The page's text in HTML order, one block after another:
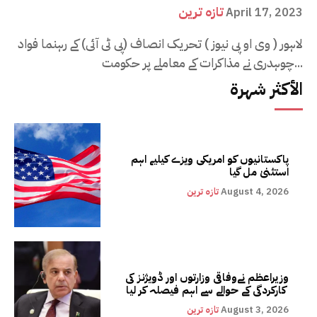
تازہ ترینApril 17, 2023
لاہور ( وی او پی نیوز ) تحریک انصاف (پی ٹی آئی) کے رہنما فواد
چوہدری نے مذاکرات کے معاملے پر حکومت...
الأكثر شهرة
پاکستانیوں کو امریکی ویزے کیلیے اہم
استثنیٰ مل گیا
تازہ ترینAugust 4, 2026
وزیراعظم نےوفاقی وزارتوں اور ڈویژنز کی
کارکردگی کے حوالے سے اہم فیصلہ کر لیا
تازہ ترینAugust 3, 2026